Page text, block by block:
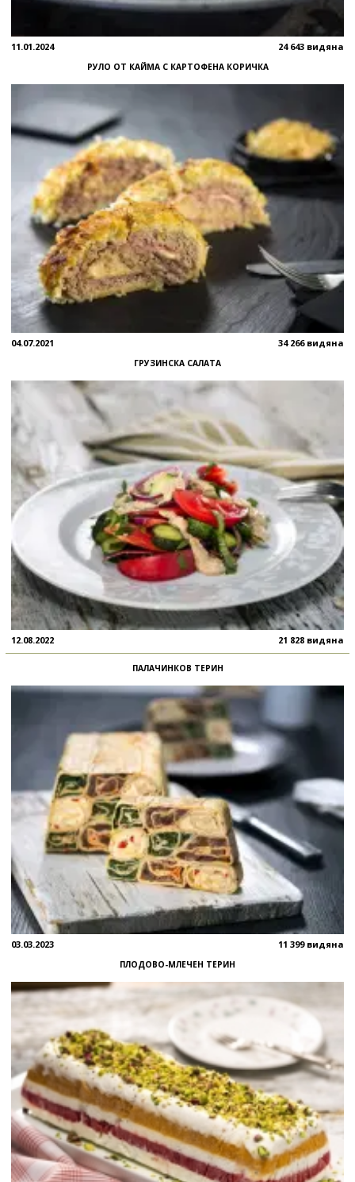
11.01.2024 24 643 видяна
РУЛО ОТ КАЙМА С КАРТОФЕНА КОРИЧКА
04.07.2021 34 266 видяна
ГРУЗИНСКА САЛАТА
12.08.2022 21 828 видяна
ПАЛАЧИНКОВ ТЕРИН
03.03.2023 11 399 видяна
ПЛОДОВО-МЛЕЧЕН ТЕРИН